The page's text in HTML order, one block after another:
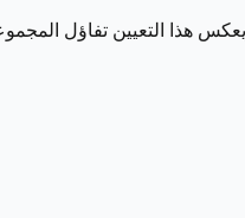
هذا التعيين تفاؤل